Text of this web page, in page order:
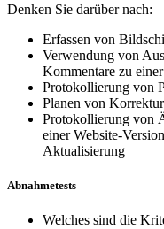
Denken Sie darüber nach:
Erfassen von
Verwendung von
Kommentare zu
Protokollierung von
Planen von
Protokollierung von
einer Website-
Aktualisierung
Abnahmetests
Welches sind die